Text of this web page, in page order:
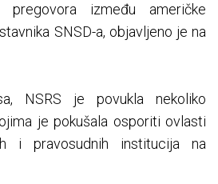
između američke
SNSD-a, objavljeno je na
NSRS je povukla nekoliko
je pokušala osporiti ovlasti
i pravosudnih institucija na